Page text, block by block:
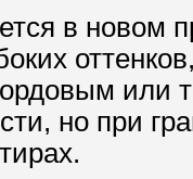
в новом
или
но при